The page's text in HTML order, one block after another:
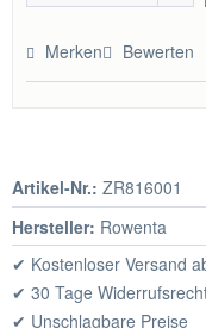
Merken Bewerten
Artikel-Nr.: ZR816001
Hersteller: Rowenta
✔ Kostenloser Versand
✔ 30 Tage
✔ Unschlagbare Preise